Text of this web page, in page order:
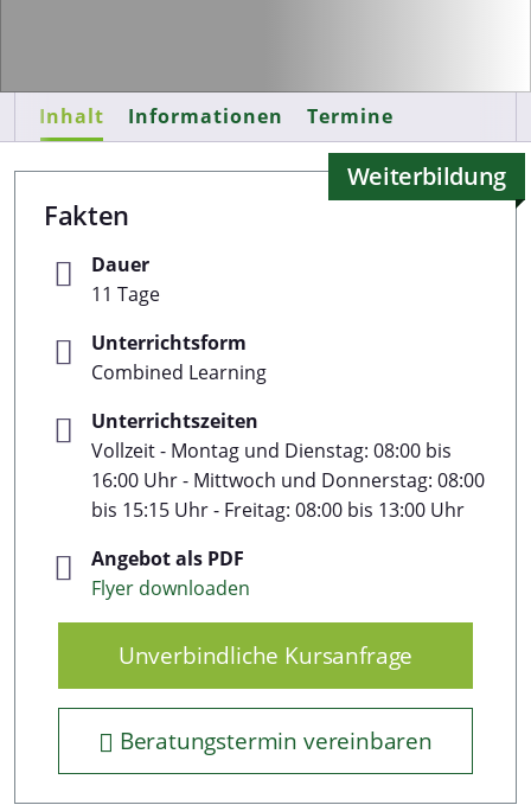
Inhalt Informationen Termine
Fakten
Weiterbildung
Dauer
11 Tage
Unterrichtsform
Combined Learning
Unterrichtszeiten
Vollzeit - Montag und Dienstag: 08:00 bis
16:00 Uhr - Mittwoch und Donnerstag: 08:00
bis 15:15 Uhr - Freitag: 08:00 bis 13:00 Uhr
Angebot als PDF
Flyer downloaden
Unverbindliche Kursanfrage
Beratungstermin vereinbaren